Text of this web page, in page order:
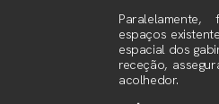
espaços
espacial dos
receção,
acolhedor.